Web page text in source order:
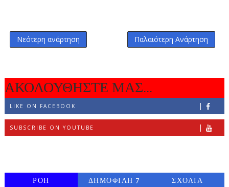
Νεότερη ανάρτηση Παλαιότερη Ανάρτηση
ΑΚΟΛΟΥΘΗΣΤΕ ΜΑΣ...
LIKE ON FACEBOOK
SUBSCRIBE ON YOUTUBE
ΡΟΗ
ΔΗΜΟΦΙΛΗ 7
ΣΧΟΛΙΑ